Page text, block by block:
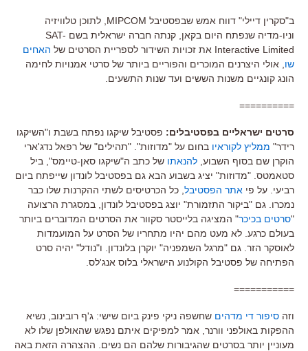
ב"סקרין דיילי" דווח אמש שבפסטיבל MIPCOM, לתוכן טלוויזיה
וניו-מדיה שנפתח היום בקאן, קנתה חברה ישראלית בשם SAT-
Interactive Limited את זכויות השידור לספריית הסרטים של
האחים
שו , אולי היצרנים המוכרים והפוריים ביותר של סרטי אמנויות לחימה
הונג קונגיים משנות הששים ועד שנות התשעים.
==========
סרטים ישראליים בפסטיבלים: פסטיבל שיקגו נפתח בשבת ו"השיקגו
רידר" ממליץ לקוראיו בחום על "מדוזות". "תהילים" של רפאל נדג'ארי
הוקרן שם בסוף השבוע, להנאתו של כתב ה"שיקגו סאן-טיימס", ביל
סטאמטס. "מדוזות" יציג בשבוע הבא גם בפסטיבל לונדון שייפתח ביום
רביעי. על פי אתר הפסטיבל , כל הכרטיסים לשתי ההקרנות שלו כבר
נמכרו. גם "ביקור התזמורת" יוצג בפסטיבל לונדון, במסגרת הרצועה
"סרטים בכיכר" המציגה בלייסטר סקוור את הסרטים המדוברים ביותר
בעולם כרגע. לא מעט מהם יהיו מתחריו של הסרט על המועמדות
לאוסקר הזר. גם "מרגל השמפניה" יוקרן בלונדון. ו"נודל" יהיה סרט
הפתיחה של פסטיבל הקולנוע הישראלי בלוס אנג'לס.
===========
וזה סיפור די מדהים שחשפה ניקי פינק ביום שישי: ג'ף רובינוב, נשיא
ההפקות באולפני וורנר, אמר למפיקים איתם נפגש שהאולפן שלו לא
מעוניין יותר בסרטים שהגיבורות שלהם הם נשים. ההצהרה הזאת באה